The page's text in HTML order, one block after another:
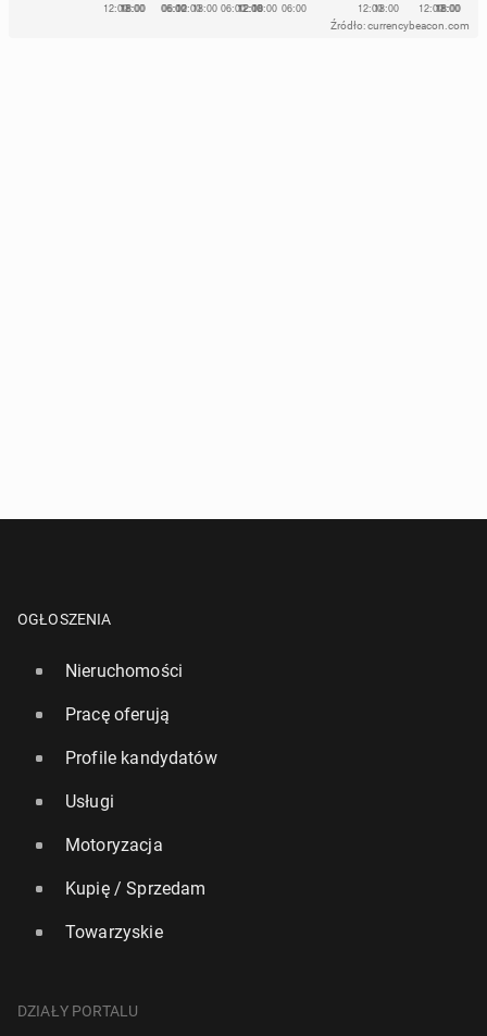
Źródło: currencybeacon.com
OGŁOSZENIA
Nieruchomości
Pracę oferują
Profile kandydatów
Usługi
Motoryzacja
Kupię / Sprzedam
Towarzyskie
DZIAŁY PORTALU